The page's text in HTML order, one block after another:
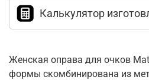
Калькулятор
Женская оправа для очков
формы скомбинирована из